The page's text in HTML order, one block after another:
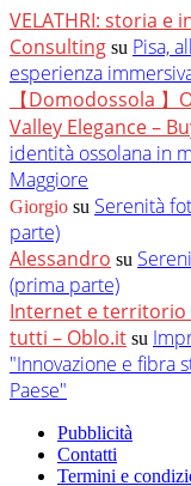
VELATHRI: storia e
Consulting su Pisa,
esperienza
【Domodossola
Valley Elegance –
identità ossolana in
Maggiore
Giorgio su Serenità
parte)
Alessandro su
(prima parte)
Internet e territorio
tutti – Oblo.it su
"Innovazione e fibra
Paese"
Pubblicità
Contatti
Termini e